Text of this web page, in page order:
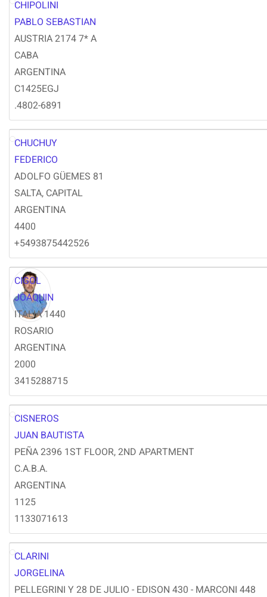
PC
CHIPOLINI
PABLO SEBASTIAN
AUSTRIA 2174 7* A
CABA
ARGENTINA
C1425EGJ
.4802-6891
FC
CHUCHUY
FEDERICO
ADOLFO GÜEMES 81
SALTA, CAPITAL
ARGENTINA
4400
+5493875442526
CIGOL
JOAQUIN
ITALIA 1440
ROSARIO
ARGENTINA
2000
3415288715
JC
CISNEROS
JUAN BAUTISTA
PEÑA 2396 1ST FLOOR, 2ND APARTMENT
C.A.B.A.
ARGENTINA
1125
1133071613
JC
CLARINI
JORGELINA
PELLEGRINI Y 28 DE JULIO - EDISON 430 - MARCONI 448